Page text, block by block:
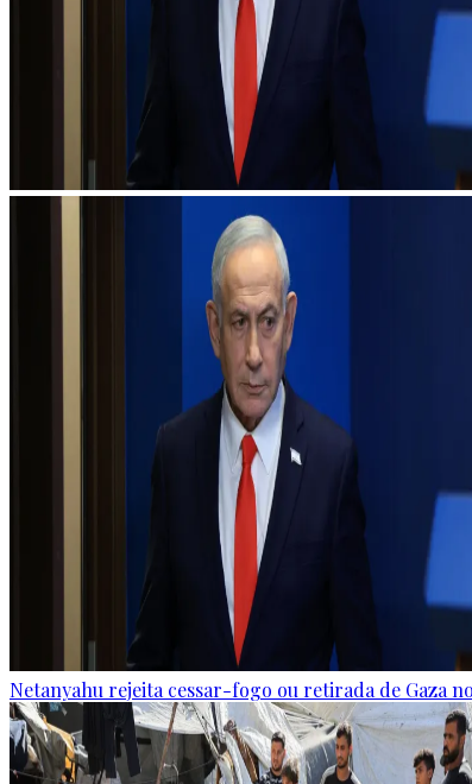
Netanyahu rejeita cessar-fogo ou retirada de Gaza